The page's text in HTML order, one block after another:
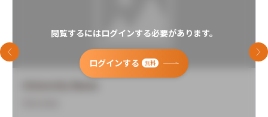
閲覧するにはログインする必要があります。
ログインする 無料
前のスライド 次